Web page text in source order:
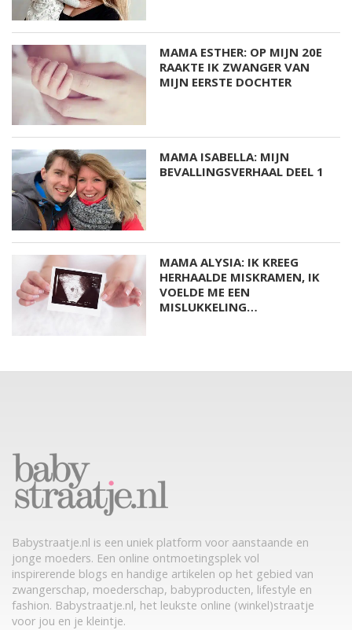
MAMA ESTHER: OP MIJN 20E
RAAKTE IK ZWANGER VAN
MIJN EERSTE DOCHTER
MAMA ISABELLA: MIJN
BEVALLINGSVERHAAL DEEL 1
MAMA ALYSIA: IK KREEG
HERHAALDE MISKRAMEN, IK
VOELDE ME EEN
MISLUKKELING…
Babystraatje.nl is een uniek platform voor aanstaande en
jonge moeders. Een online ontmoetingsplek vol
inspirerende blogs en handige artikelen op het gebied van
zwangerschap, moederschap, babyproducten, lifestyle en
fashion. Babystraatje.nl, het leukste online (winkel)straatje
voor jou en je kleintje.